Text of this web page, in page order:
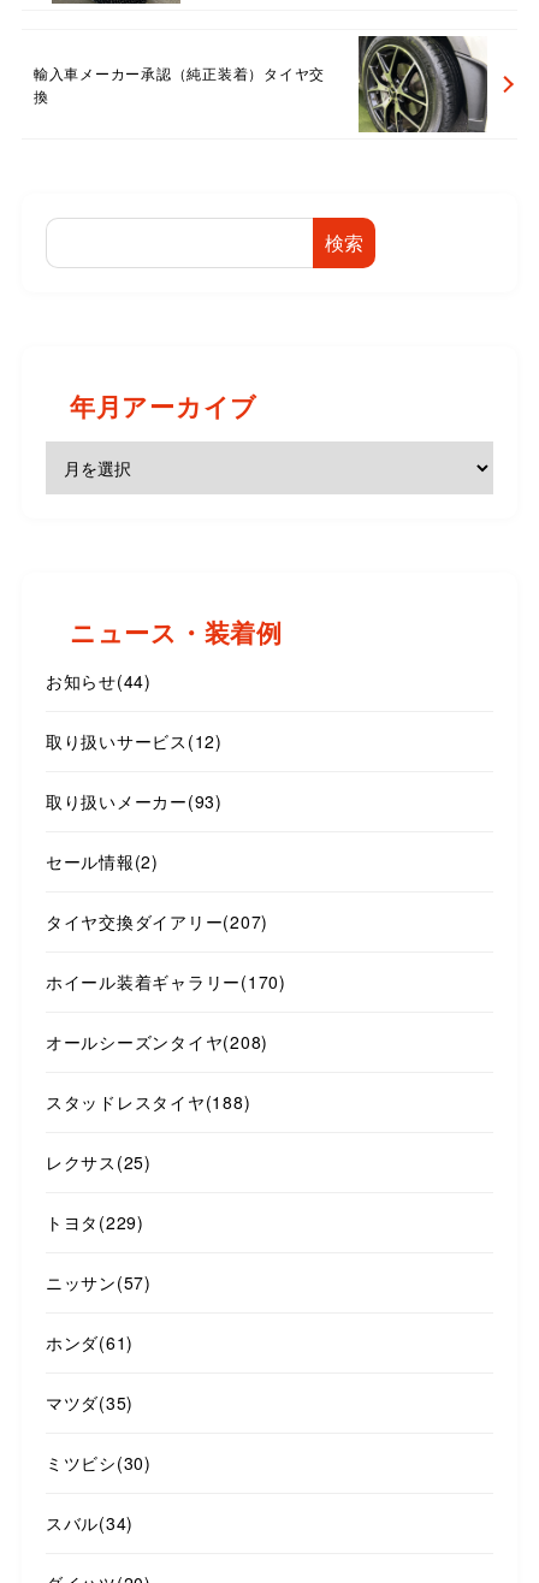
輸入車メーカー承認（純正装着）タイヤ交
換
検索
年月アーカイブ
ニュース・装着例
お知らせ(44)
取り扱いサービス (12)
取り扱いメーカー(93)
セール情報(2)
タイヤ交換ダイアリー(207)
ホイール装着ギャラリー(170)
オールシーズンタイヤ(208)
スタッドレスタイヤ(188)
レクサス (25)
トヨタ (229)
ニッサン(57)
ホンダ(61)
マツダ(35)
ミツビシ(30)
スバル(34)